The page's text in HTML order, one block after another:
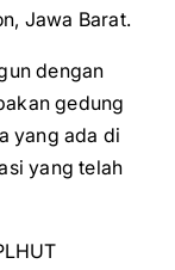
Jawa Barat.
dengan
gedung
yang ada di
yang telah